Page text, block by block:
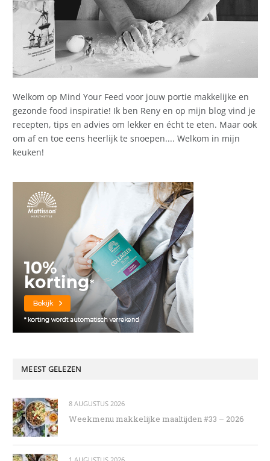
Welkom op Mind Your Feed voor jouw portie makkelijke en
gezonde food inspiratie! Ik ben Reny en op mijn blog vind je
recepten, tips en advies om lekker en écht te eten. Maar ook
om af en toe eens heerlijk te snoepen.... Welkom in mijn
keuken!
MEEST GELEZEN
8 AUGUSTUS 2026
Weekmenu makkelijke maaltijden #33 – 2026